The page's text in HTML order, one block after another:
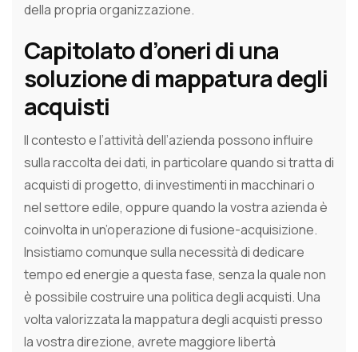
della propria organizzazione.
Capitolato d’oneri di una
soluzione di mappatura degli
acquisti
Il contesto e l’attività dell’azienda possono influire
sulla raccolta dei dati, in particolare quando si tratta di
acquisti di progetto, di investimenti in macchinari o
nel settore edile, oppure quando la vostra azienda è
coinvolta in un’operazione di fusione-acquisizione.
Insistiamo comunque sulla necessità di dedicare
tempo ed energie a questa fase, senza la quale non
è possibile costruire una politica degli acquisti. Una
volta valorizzata la mappatura degli acquisti presso
la vostra direzione, avrete maggiore libertà